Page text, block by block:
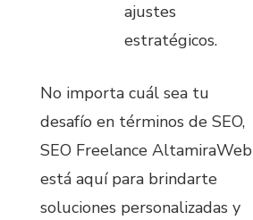
ajustes
estratégicos.
No importa cuál sea tu
desafío en términos de SEO,
SEO Freelance AltamiraWeb
está aquí para brindarte
soluciones personalizadas y